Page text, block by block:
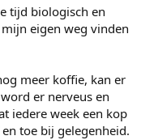
tijd biologisch en
eigen weg vinden
meer koffie, kan er
er nerveus en
iedere week een kop
toe bij gelegenheid.